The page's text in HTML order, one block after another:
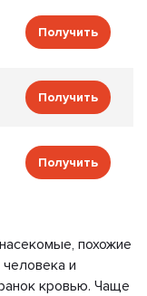
Получить
Получить
Получить
похожие
и
кровью. Чаще